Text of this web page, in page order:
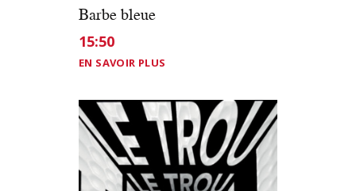
Barbe bleue
15:50
EN SAVOIR PLUS